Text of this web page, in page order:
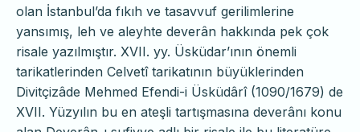
olan İstanbul’da fıkıh ve tasavvuf gerilimlerine
yansımış, leh ve aleyhte deverân hakkında pek çok
risale yazılmıştır. XVII. yy. Üsküdar’ının önemli
tarikatlerinden Celvetî tarikatının büyüklerinden
Divitçizâde Mehmed Efendi-i Üsküdârî (1090/1679) de
XVII. Yüzyılın bu en ateşli tartışmasına deverânı konu